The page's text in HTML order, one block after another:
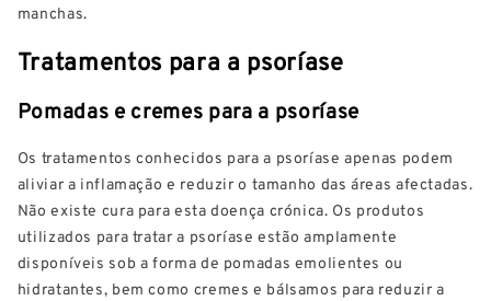
manchas.
Tratamentos para a psoríase
Pomadas e cremes para a psoríase
Os tratamentos conhecidos para a psoríase apenas podem
aliviar a inflamação e reduzir o tamanho das áreas afectadas.
Não existe cura para esta doença crónica. Os produtos
utilizados para tratar a psoríase estão amplamente
disponíveis sob a forma de pomadas emolientes ou
hidratantes, bem como cremes e bálsamos para reduzir a